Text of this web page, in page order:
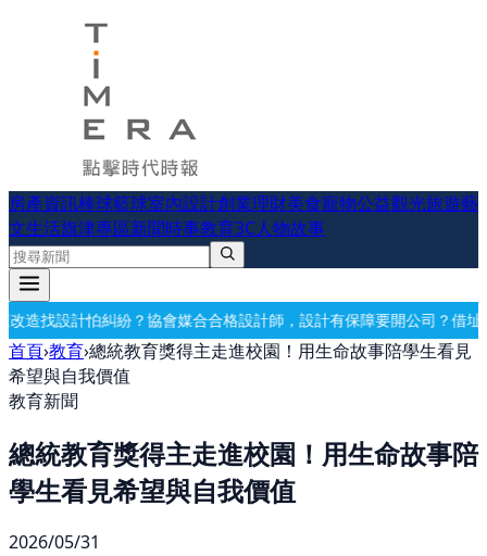
房產資訊棒球籃球室內設計創業理財美食寵物公益觀光旅遊藝
文生活旗津專區新聞時事教育3C人物故事
媒合合格設計師，設計有保障要開公司？借址登記・公司設立・工商登
首頁›教育›總統教育獎得主走進校園！用生命故事陪學生看見
希望與自我價值
教育新聞
總統教育獎得主走進校園！用生命故事陪
學生看見希望與自我價值
2026/05/31